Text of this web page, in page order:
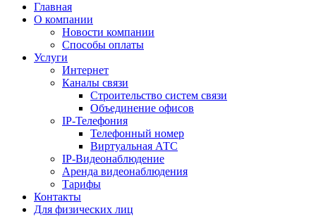
Главная
О компании
Новости компании
Способы оплаты
Услуги
Интернет
Каналы связи
Строительство систем связи
Объединение офисов
IP-Телефония
Телефонный номер
Виртуальная АТС
IP-Видеонаблюдение
Аренда видеонаблюдения
Тарифы
Контакты
Для физических лиц